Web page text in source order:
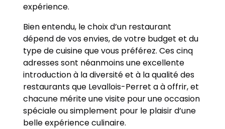
expérience.
Bien entendu, le choix d’un restaurant
dépend de vos envies, de votre budget et du
type de cuisine que vous préférez. Ces cinq
adresses sont néanmoins une excellente
introduction à la diversité et à la qualité des
restaurants que Levallois-Perret a à offrir, et
chacune mérite une visite pour une occasion
spéciale ou simplement pour le plaisir d’une
belle expérience culinaire.